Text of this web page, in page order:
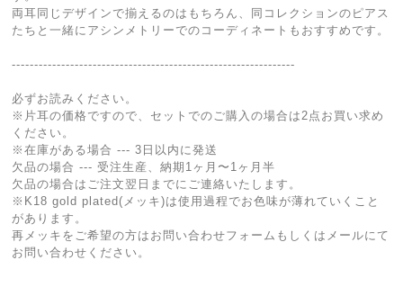
両耳同じデザインで揃えるのはもちろん、同コレクションのピアス
たちと一緒にアシンメトリーでのコーディネートもおすすめです。
---------------------------------------------------------------
必ずお読みください。
※片耳の価格ですので、セットでのご購入の場合は2点お買い求め
ください。
※在庫がある場合 --- 3日以内に発送
欠品の場合 --- 受注生産、納期1ヶ月〜1ヶ月半
欠品の場合はご注文翌日までにご連絡いたします。
※K18 gold plated(メッキ)は使用過程でお色味が薄れていくこと
があります。
再メッキをご希望の方はお問い合わせフォームもしくはメールにて
お問い合わせください。